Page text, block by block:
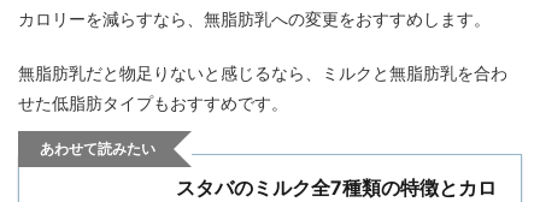
カロリーを減らすなら、無脂肪乳への変更をおすすめします。
無脂肪乳だと物足りないと感じるなら、ミルクと無脂肪乳を合わ
せた低脂肪タイプもおすすめです。
あわせて読みたい
スタバのミルク全7種類の特徴とカロ